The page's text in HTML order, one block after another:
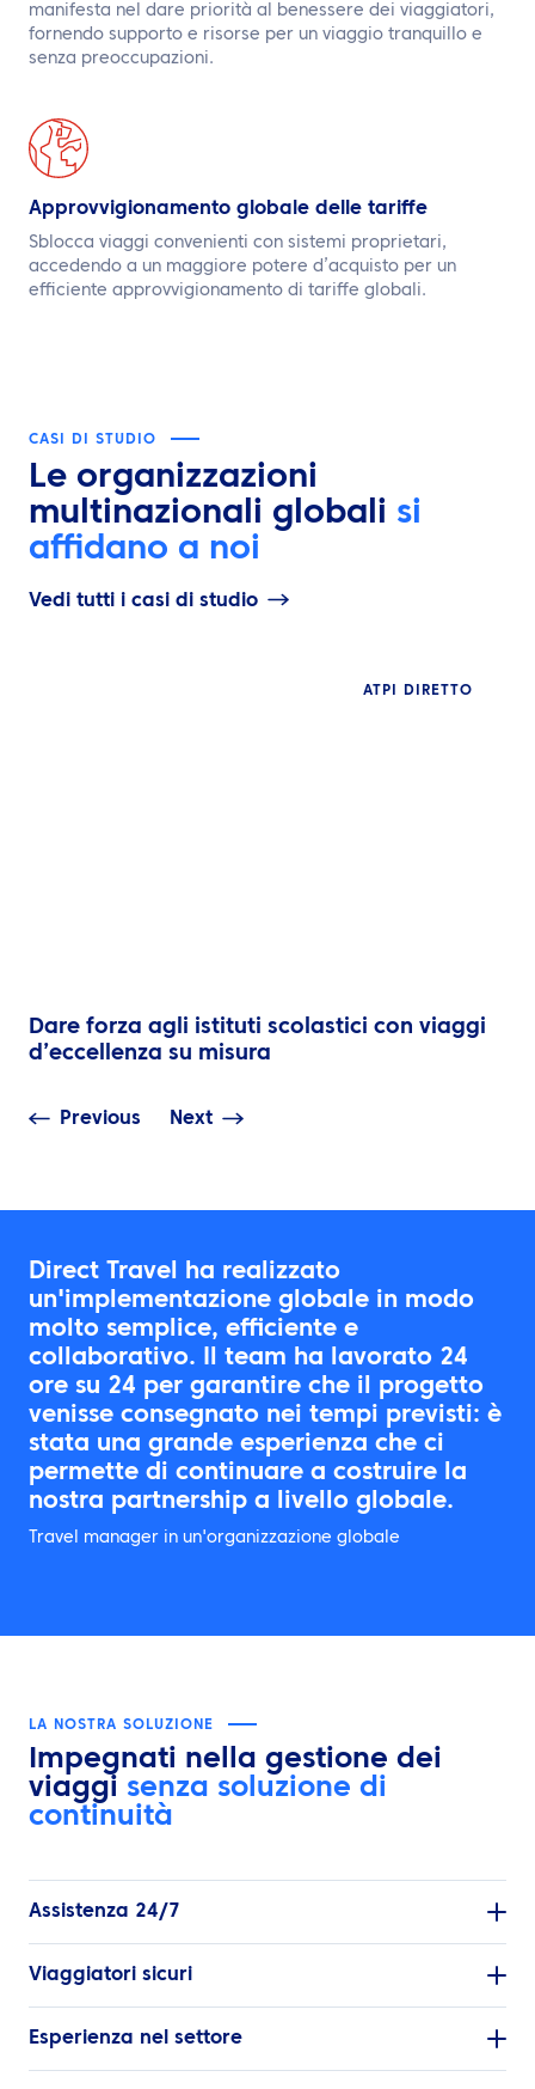
manifesta nel dare priorità al benessere dei viaggiatori,
fornendo supporto e risorse per un viaggio tranquillo e
senza preoccupazioni.
Approvvigionamento globale delle tariffe
Sblocca viaggi convenienti con sistemi proprietari,
accedendo a un maggiore potere d’acquisto per un
efficiente approvvigionamento di tariffe globali.
CASI DI STUDIO
Le organizzazioni
multinazionali globali si
affidano a noi
Vedi tutti i casi di studio
ATPI DIRETTO
Dare forza agli istituti scolastici con viaggi
d’eccellenza su misura
Previous Next
Direct Travel ha realizzato
un'implementazione globale in modo
molto semplice, efficiente e
collaborativo. Il team ha lavorato 24
ore su 24 per garantire che il progetto
venisse consegnato nei tempi previsti: è
stata una grande esperienza che ci
permette di continuare a costruire la
nostra partnership a livello globale.
Travel manager in un'organizzazione globale
LA NOSTRA SOLUZIONE
Impegnati nella gestione dei
viaggi senza soluzione di
continuità
Assistenza 24/7
Viaggiatori sicuri
Esperienza nel settore